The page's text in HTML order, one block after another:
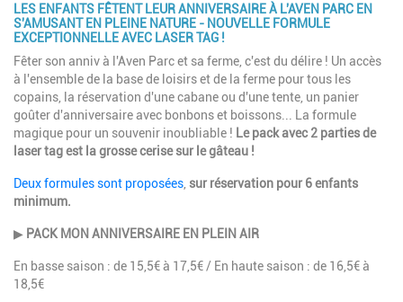
LES ENFANTS FÊTENT LEUR ANNIVERSAIRE À L'AVEN PARC EN
S'AMUSANT EN PLEINE NATURE - NOUVELLE FORMULE
EXCEPTIONNELLE AVEC LASER TAG !
Fêter son anniv à l'Aven Parc et sa ferme, c'est du délire ! Un accès
à l'ensemble de la base de loisirs et de la ferme pour tous les
copains, la réservation d'une cabane ou d'une tente, un panier
goûter d'anniversaire avec bonbons et boissons... La formule
magique pour un souvenir inoubliable ! Le pack avec 2 parties de
laser tag est la grosse cerise sur le gâteau !
Deux formules sont proposées sur réservation pour 6 enfants
minimum.
▶ PACK MON ANNIVERSAIRE EN PLEIN AIR
En basse saison : de 15,5€ à 17,5€ / En haute saison : de 16,5€ à
18,5€